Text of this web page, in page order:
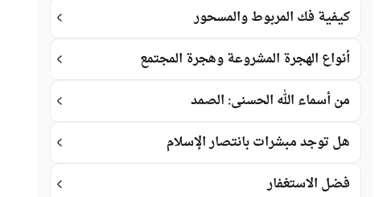
كيفية فك المربوط والمسحور
أنواع الهجرة المشروعة وهجرة المجتمع
من أسماء الله الحسنى: الصمد
هل توجد مبشرات بانتصار الإسلام
فضل الاستغفار